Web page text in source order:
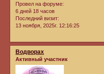
Провел на форуме:
6 дней 18 часов
Последний визит:
13 ноября, 2025г. 12:16:25
Водворах
Активный участник